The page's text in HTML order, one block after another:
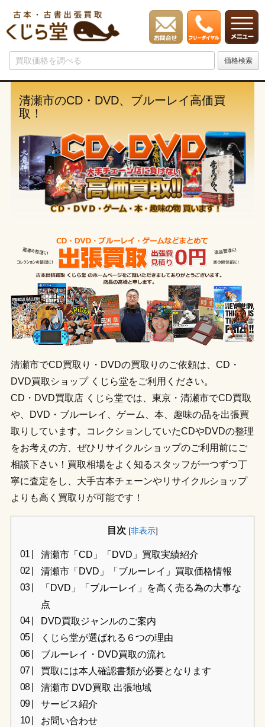
清瀬市のCD・DVD、ブルーレイ高価買
取！
清瀬市でCD買取り・DVDの買取りのご依頼は、CD・
DVD買取ショップ くじら堂をご利用ください。
CD・DVD買取店 くじら堂では、東京・清瀬市でCD買取
や、DVD・ブルーレイ、ゲーム、本、趣味の品を出張買
取りしています。コレクションしていたCDやDVDの整理
をお考えの方、ぜひリサイクルショップのご利用前にご
相談下さい！買取相場をよく知るスタッフが一つずつ丁
寧に査定をし、大手古本チェーンやリサイクルショップ
よりも高く買取りが可能です！
目次 [非表示]
清瀬市「CD」「DVD」買取実績紹介
清瀬市「DVD」「ブルーレイ」買取価格情報
「DVD」「ブルーレイ」を高く売る為の大事な
点
DVD買取ジャンルのご案内
くじら堂が選ばれる６つの理由
ブルーレイ・DVD買取の流れ
買取には本人確認書類が必要となります
清瀬市 DVD買取 出張地域
サービス紹介
お問い合わせ